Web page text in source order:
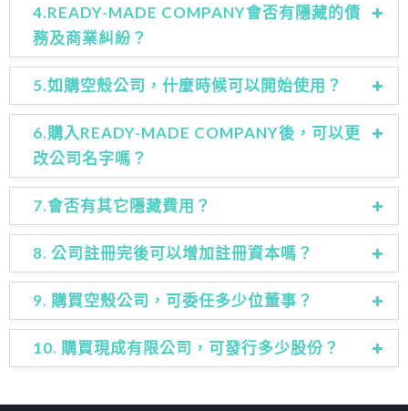
4.READY-MADE COMPANY會否有隱藏的債
務及商業糾紛？
5.如購空殼公司，什麼時候可以開始使用？
6.購入READY-MADE COMPANY後，可以更
改公司名字嗎？
7.會否有其它隱藏費用？
8. 公司註冊完後可以增加註冊資本嗎？
9. 購買空殼公司，可委任多少位董事？
10. 購買現成有限公司，可發行多少股份？